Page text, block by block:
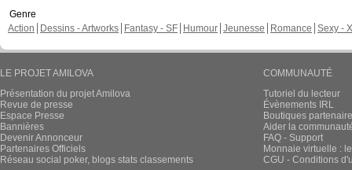
Genre
Action
Dessins - Artworks Fantasy - SF Humour Jeunesse Romance Sexy -
LE PROJET AMILOVA
Présentation du projet Amilova
Revue de presse
Espace Presse
Bannières
Devenir Annonceur
Partenaires Officiels
Réseau social poker, blogs stats classements
COMMUNAUTÉ
Tutoriel du lecteur
Évènements IRL
Boutiques
Aider la
FAQ - Support
Monnaie virtuelle :
CGU - Conditions